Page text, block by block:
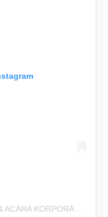
A post shared by EMCEE KAHWIN & ACARA KORPORAT (@emceekahwin)